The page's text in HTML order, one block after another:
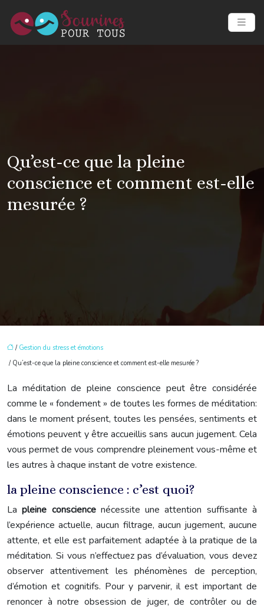
Qu’est-ce que la pleine
conscience et comment est-elle
mesurée ?
/ Gestion du stress et émotions
/ Qu’est-ce que la pleine conscience et comment est-elle mesurée ?
La méditation de pleine conscience peut être considérée
comme le « fondement » de toutes les formes de méditation:
dans le moment présent, toutes les pensées, sentiments et
émotions peuvent y être accueillis sans aucun jugement. Cela
vous permet de vous comprendre pleinement vous-même et
les autres à chaque instant de votre existence.
la pleine conscience : c’est quoi?
Lapleine consciencenécessite une attention suffisante à
l’expérience actuelle, aucun filtrage, aucun jugement, aucune
attente, et elle est parfaitement adaptée à la pratique de la
méditation. Si vous n’effectuez pas d’évaluation, vous devez
observer attentivement les phénomènes de perception,
d’émotion et cognitifs. Pour y parvenir, il est important de
renoncer à notre obsession de juger, de contrôler ou de